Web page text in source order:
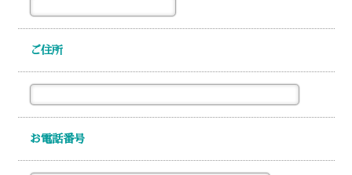
ご住所
お電話番号